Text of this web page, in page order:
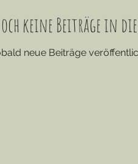
keine Beiträge in
neue Beiträge